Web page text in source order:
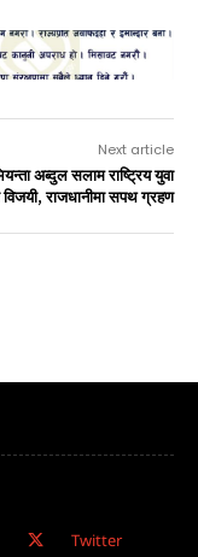
Next article
अब्दुल सलाम राष्ट्रिय युवा
राजधानीमा सपथ ग्रहण
Twitter